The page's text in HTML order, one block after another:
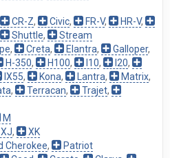
CR-Z, Civic, FR-V, HR-V,
Shuttle,
Stream
, Creta, Elantra, Galloper,
H-350, H100, I10, I20,
IX55, Kona, Lantra, Matrix,
, Terracan, Trajet,
M
XJ,
XK
Cherokee,
Patriot